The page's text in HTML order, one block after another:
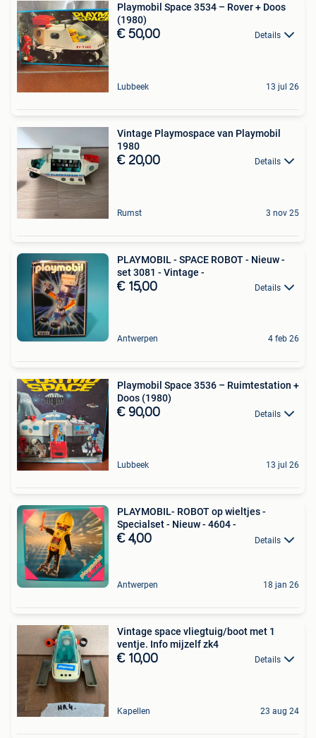
Playmobil Space 3534 – Rover + Doos
(1980)
€ 50,00 Details
Lubbeek 13 jul 26
Vintage Playmospace van Playmobil
1980
€ 20,00 Details
Rumst 3 nov 25
PLAYMOBIL - SPACE ROBOT - Nieuw -
set 3081 - Vintage -
€ 15,00 Details
Antwerpen 4 feb 26
Playmobil Space 3536 – Ruimtestation +
Doos (1980)
€ 90,00 Details
Lubbeek 13 jul 26
PLAYMOBIL- ROBOT op wieltjes -
Specialset - Nieuw - 4604 -
€ 4,00 Details
Antwerpen 18 jan 26
Vintage space vliegtuig/boot met 1
ventje. Info mijzelf zk4
€ 10,00 Details
Kapellen 23 aug 24